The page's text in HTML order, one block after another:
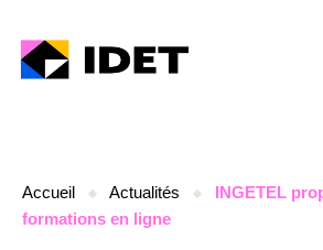
Accueil Actualités
INGETEL
formations en ligne